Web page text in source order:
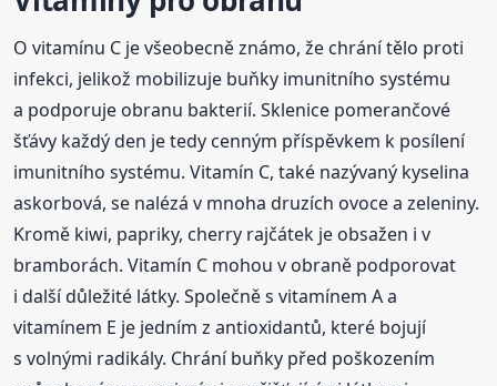
O vitamínu C je všeobecně známo, že chrání tělo proti
infekci, jelikož mobilizuje buňky imunitního systému
a podporuje obranu bakterií. Sklenice pomerančové
šťávy každý den je tedy cenným příspěvkem k posílení
imunitního systému. Vitamín C, také nazývaný kyselina
askorbová, se nalézá v mnoha druzích ovoce a zeleniny.
Kromě kiwi, papriky, cherry rajčátek je obsažen i v
bramborách. Vitamín C mohou v obraně podporovat
i další důležité látky. Společně s vitamínem A a
vitamínem E je jedním z antioxidantů, které bojují
s volnými radikály. Chrání buňky před poškozením